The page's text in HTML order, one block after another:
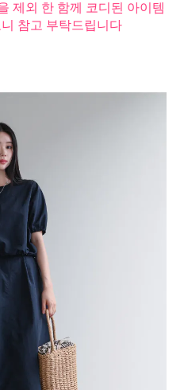
제외 한 함께 코디된 아이템
참고 부탁드립니다